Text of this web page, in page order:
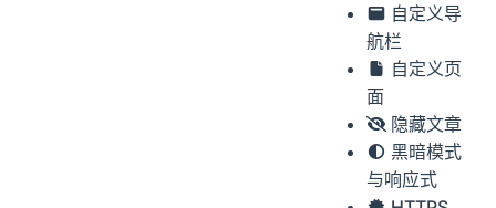
自定义导
航栏
自定义页
面
隐藏文章
黑暗模式
与响应式